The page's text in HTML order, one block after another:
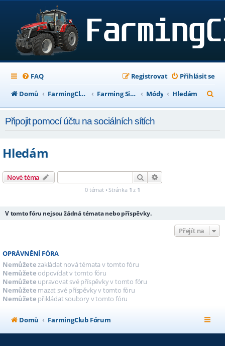
FAQ Přihlásit se
Registrovat
Domů
FarmingClub Fórum Farming Simulator 22 Módy Hledám
l
Připojit pomocí účtu na sociálních sítích
Hledám
Nové téma Hledat
0 témat • Stránka 1 z 1
V tomto fóru nejsou žádná témata nebo příspěvky.
Přejít na
OPRÁVNĚNÍ FÓRA
Nemůžetezakládat nová témata v tomto fóru
Nemůžete odpovídat v tomto fóru
Nemůžete upravovat své příspěvky v tomto fóru
Nemůžete mazat své příspěvky v tomto fóru
Nemůžete přikládat soubory v tomto fóru
Domů FarmingClub Fórum